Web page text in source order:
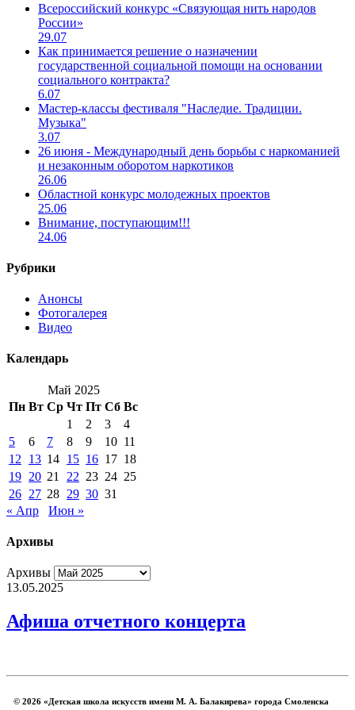
Всероссийский конкурс «Связующая нить народов
России»
29.07
Как принимается решение о назначении
государственной социальной помощи на основании
социального контракта?
6.07
Мастер-классы фестиваля "Наследие. Традиции.
Музыка"
3.07
26 июня - Международный день борьбы с наркоманией
и незаконным оборотом наркотиков
26.06
Областной конкурс молодежных проектов
25.06
Внимание, поступающим!!!
24.06
Рубрики
Анонсы
Фотогалерея
Видео
Календарь
Май 2025
Пн Вт Ср Чт Пт Сб Вс
1
2 3
4
5
6 7 8 9 10 11
12
13 14 15 16 17 18
19 20 21 22 23 24 25
26 27 28 29 30 31
« Апр
Июн »
Архивы
Архивы
13.05.2025
Афиша отчетного концерта
© 2026 «Детская школа искусств имени М. А. Балакирева» города Смоленска